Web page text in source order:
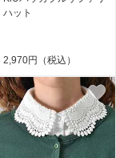
ハット
2,970円（税込）